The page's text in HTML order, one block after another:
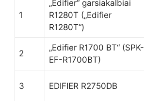
1
„Edifier“ garsiakalbiai
R1280T („Edifier
R1280T“)
2
„Edifier R1700 BT“ (SPK-
EF-R1700BT)
3 EDIFIER R2750DB